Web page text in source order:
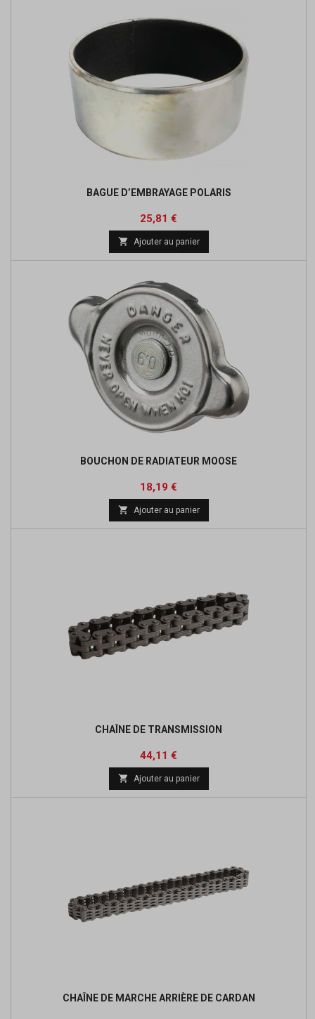
BAGUE D’EMBRAYAGE POLARIS
Prix
25,81 €
base
 Ajouter au panier
BOUCHON DE RADIATEUR MOOSE
Prix
18,19 €
base
 Ajouter au panier
CHAÎNE DE TRANSMISSION
Prix
44,11 €
base
 Ajouter au panier
CHAÎNE DE MARCHE ARRIÈRE DE CARDAN